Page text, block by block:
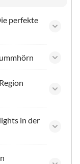
perfekte
in der